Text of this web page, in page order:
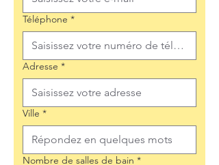
Téléphone *
Adresse *
Ville *
Nombre de salles de bain *